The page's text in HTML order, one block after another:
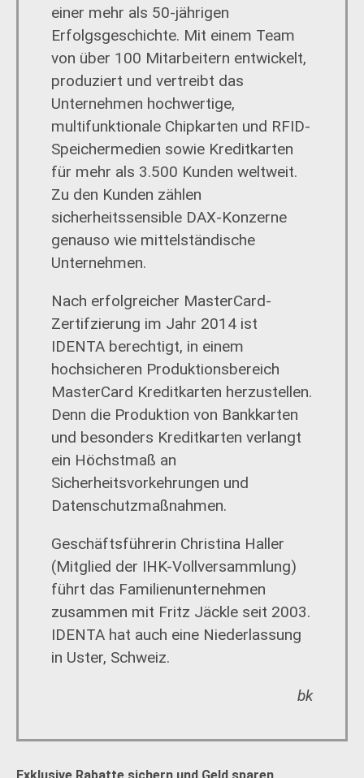
einer mehr als 50-jährigen
Erfolgsgeschichte. Mit einem Team
von über 100 Mitarbeitern entwickelt,
produziert und vertreibt das
Unternehmen hochwertige,
multifunktionale Chipkarten und RFID-
Speichermedien sowie Kreditkarten
für mehr als 3.500 Kunden weltweit.
Zu den Kunden zählen
sicherheitssensible DAX-Konzerne
genauso wie mittelständische
Unternehmen.
Nach erfolgreicher MasterCard-
Zertifzierung im Jahr 2014 ist
IDENTA berechtigt, in einem
hochsicheren Produktionsbereich
MasterCard Kreditkarten herzustellen.
Denn die Produktion von Bankkarten
und besonders Kreditkarten verlangt
ein Höchstmaß an
Sicherheitsvorkehrungen und
Datenschutzmaßnahmen.
Geschäftsführerin Christina Haller
(Mitglied der IHK-Vollversammlung)
führt das Familienunternehmen
zusammen mit Fritz Jäckle seit 2003.
IDENTA hat auch eine Niederlassung
in Uster, Schweiz.
bk